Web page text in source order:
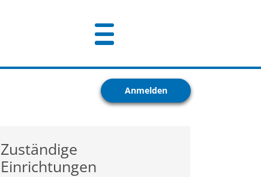
Anmelden
Zuständige
Einrichtungen